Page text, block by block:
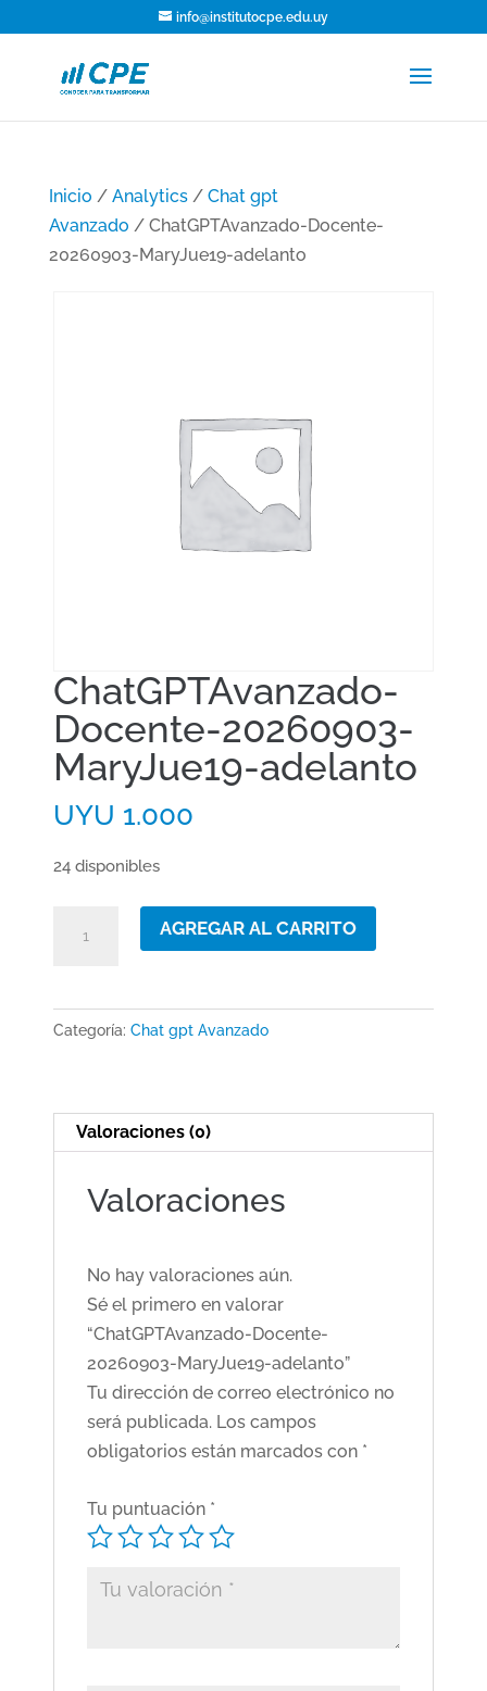
info@institutocpe.edu.uy
Inicio / Analytics/ Chat gpt
Avanzado / ChatGPTAvanzado-Docente-
20260903-MaryJue19-adelanto
ChatGPTAvanzado-
Docente-20260903-
MaryJue19-adelanto
UYU 1.000
24 disponibles
ChatGPTAvanzado-
MaryJue19-
adelanto
AGREGAR AL CARRITO
Categoría: Chat gpt Avanzado
Valoraciones (0)
Valoraciones
No hay valoraciones aún.
Sé el primero en valorar
“ChatGPTAvanzado-Docente-
20260903-MaryJue19-adelanto”
Tu dirección de correo electrónico no
será publicada. Los campos
obligatorios están marcados con *
Tu puntuación *